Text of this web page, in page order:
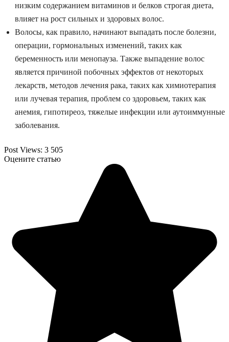
низким содержанием витаминов и белков строгая диета,
влияет на рост сильных и здоровых волос.
Волосы, как правило, начинают выпадать после болезни,
операции, гормональных изменений, таких как
беременность или менопауза. Также выпадение волос
является причиной побочных эффектов от некоторых
лекарств, методов лечения рака, таких как химиотерапия
или лучевая терапия, проблем со здоровьем, таких как
анемия, гипотиреоз, тяжелые инфекции или аутоиммунные
заболевания.
Post Views: 3 505
Оцените статью